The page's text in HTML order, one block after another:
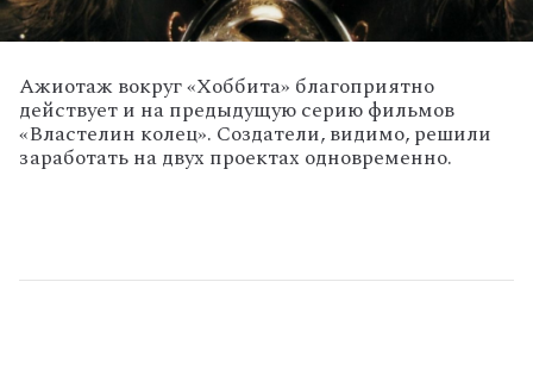
Ажиотаж вокруг «Хоббита» благоприятно
действует и на предыдущую серию фильмов
«Властелин колец». Создатели, видимо, решили
заработать на двух проектах одновременно.